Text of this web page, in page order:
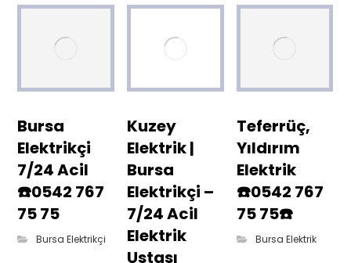
Bursa
Elektrikçi
7/24 Acil
☎️0542 767
75 75
Bursa Elektrikçi
Kuzey
Elektrik |
Bursa
Elektrikçi –
7/24 Acil
Elektrik
Ustası
Teferrüç,
Yıldırım
Elektrik
☎️0542 767
75 75☎️
Bursa Elektrik